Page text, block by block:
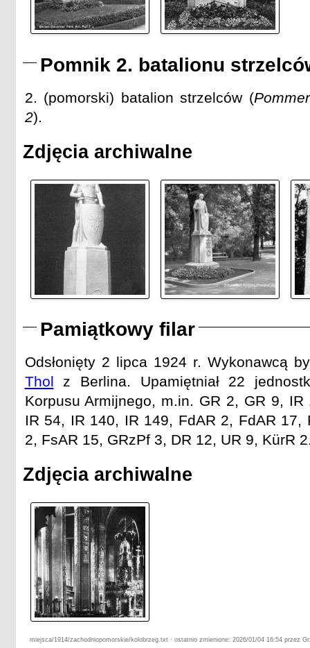
Pomnik 2. batalionu
2. (pomorski) batalion strzelców (
2).
Zdjęcia archiwalne
Pamiątkowy filar
Odsłonięty 2 lipca 1924 r. Wykonawcą
Thol z Berlina. Upamiętniał 22
Korpusu Armijnego, m.in. GR 2, GR 9,
IR 54, IR 140, IR 149, FdAR 2, FdAR 17,
2, FsAR 15, GRzPf 3, DR 12, UR 9, KürR
Zdjęcia archiwalne
miejsca/1914/zachodniopomorskie/kolobrzeg.txt · ostatnio zmienione: 2026/01/04 16:54 przez